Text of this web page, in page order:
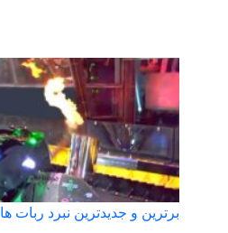
برترین و جدیدترین نبرد ربات ها